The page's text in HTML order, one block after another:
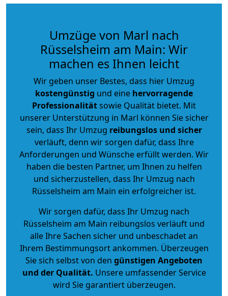
Umzüge von Marl nach
Rüsselsheim am Main: Wir
machen es Ihnen leicht
Wir geben unser Bestes, dass hier Umzug
kostengünstig und eine hervorragende
Professionalitätsowie Qualität bietet. Mit
unserer Unterstützung in Marl können Sie sicher
sein, dass Ihr Umzug reibungslos und sicher
verläuft, denn wir sorgen dafür, dass Ihre
Anforderungen und Wünsche erfüllt werden. Wir
haben die besten Partner, um Ihnen zu helfen
und sicherzustellen, dass Ihr Umzug nach
Rüsselsheim am Main ein erfolgreicher ist.
Wir sorgen dafür, dass Ihr Umzug nach
Rüsselsheim am Main reibungslos verläuft und
alle Ihre Sachen sicher und unbeschadet an
Ihrem Bestimmungsort ankommen. Überzeugen
Sie sich selbst von den günstigen Angeboten
und der Qualität. Unsere umfassender Service
wird Sie garantiert überzeugen.